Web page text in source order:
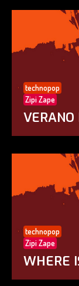
technopop
Zipi Zape
VERANO
technopop
Zipi Zape
WHERE